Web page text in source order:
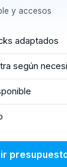
y accesos
adaptados
según